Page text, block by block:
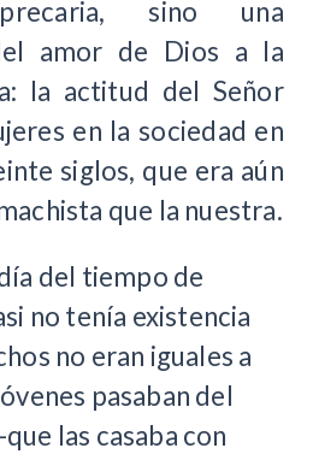
sino una
amor de Dios a la
la actitud del Señor
en la sociedad en
siglos, que era aún
que la nuestra.
del tiempo de
no tenía existencia
no eran iguales a
pasaban del
las casaba con